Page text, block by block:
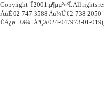
Copyright ¨Ï 2001.µ¶µµº»ºÎ. All rights
ÀüÈ­ 02-747-3588 Àü¼Û 02-738-2050
ÈÄ¿ø : ±â¾÷ÀºÇà 024-047973-01-